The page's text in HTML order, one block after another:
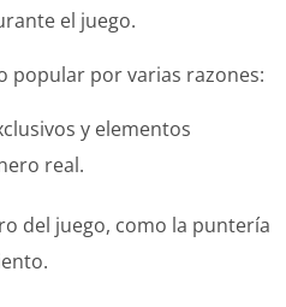
el juego.
popular por varias razones:
y elementos
real.
del juego, como la puntería